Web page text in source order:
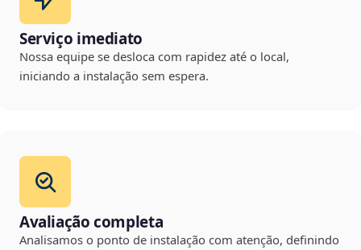
Serviço imediato
Nossa equipe se desloca com rapidez até o local,
iniciando a instalação sem espera.
Avaliação completa
Analisamos o ponto de instalação com atenção, definindo